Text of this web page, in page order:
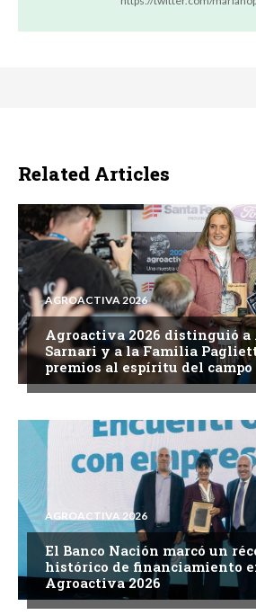
Related Articles
AGROACTIVA 2026
Agroactiva 2026 distinguió a
Sarnari y a la Familia
premios al espíritu del campo
AGROACTIVA 2026
El Banco Nación marcó un
histórico de financiamiento
Agroactiva 2026